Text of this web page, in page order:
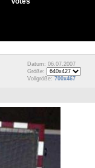
Datum: 06.07.2007
Größe:
Vollgröße: 700x467